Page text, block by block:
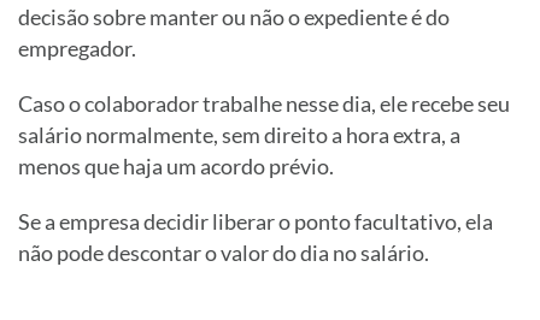
decisão sobre manter ou não o expediente é do
empregador.
Caso o colaborador trabalhe nesse dia, ele recebe seu
salário normalmente, sem direito a hora extra, a
menos que haja um acordo prévio.
Se a empresa decidir liberar o ponto facultativo, ela
não pode descontar o valor do dia no salário.